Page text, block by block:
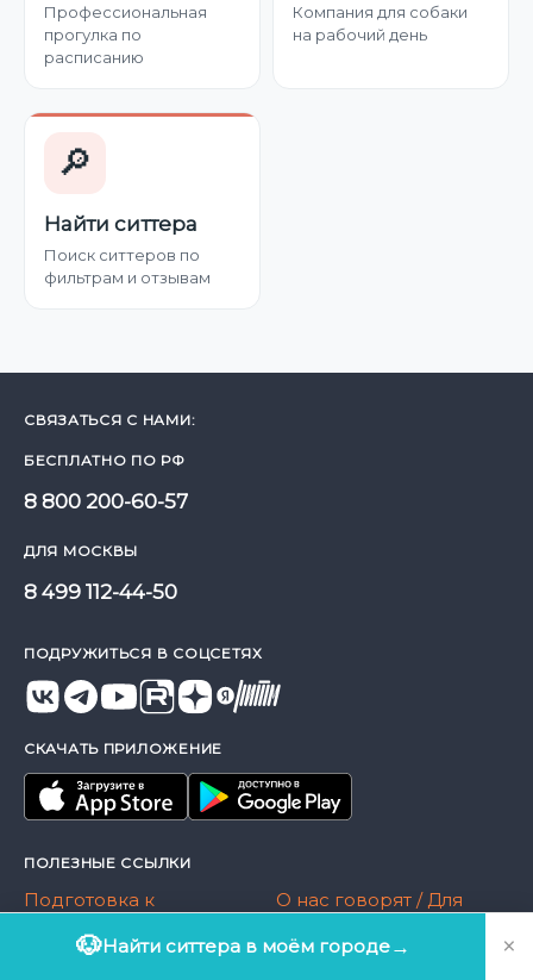
Профессиональная
прогулка по
расписанию
Компания для собаки
на рабочий день
🔎
Найти ситтера
Поиск ситтеров по
фильтрам и отзывам
СВЯЗАТЬСЯ С НАМИ:
БЕСПЛАТНО ПО РФ
8 800 200-60-57
ДЛЯ МОСКВЫ
8 499 112-44-50
ПОДРУЖИТЬСЯ В СОЦСЕТЯХ
СКАЧАТЬ ПРИЛОЖЕНИЕ
ПОЛЕЗНЫЕ ССЫЛКИ
Подготовка к
О компании
О нас говорят / Для
Журнал Догси
🐶Найти ситтера в моём городе→ ×